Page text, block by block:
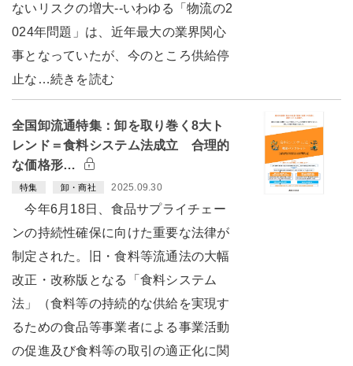
ないリスクの増大--いわゆる「物流の2
024年問題」は、近年最大の業界関心
事となっていたが、今のところ供給停
止な…続きを読む
全国卸流通特集：卸を取り巻く8大ト
レンド＝食料システム法成立 合理的
な価格形…
特集 卸・商社 2025.09.30
今年6月18日、食品サプライチェー
ンの持続性確保に向けた重要な法律が
制定された。旧・食料等流通法の大幅
改正・改称版となる「食料システム
法」（食料等の持続的な供給を実現す
るための食品等事業者による事業活動
の促進及び食料等の取引の適正化に関